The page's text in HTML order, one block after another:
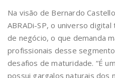
Na visão de Bernardo
ABRADi-SP, o universo
de negócio, o que demanda
profissionais desse
desafios de maturidade. “É
possui gargalos naturais dos